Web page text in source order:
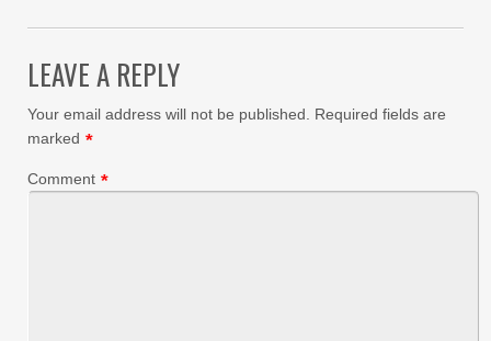
LEAVE A REPLY
Your email address will not be published.
Required fields are
marked *
Comment *